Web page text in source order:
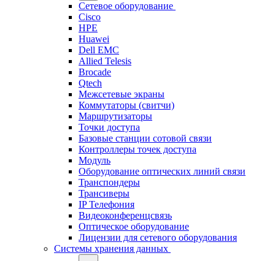
Сетевое оборудование
Cisco
HPE
Huawei
Dell EMC
Allied Telesis
Brocade
Qtech
Межсетевые экраны
Коммутаторы (свитчи)
Маршрутизаторы
Точки доступа
Базовые станции сотовой связи
Контроллеры точек доступа
Модуль
Оборудование оптических линий связи
Транспондеры
Трансиверы
IP Телефония
Видеоконференцсвязь
Оптическое оборудование
Лицензии для сетевого оборудования
Системы хранения данных